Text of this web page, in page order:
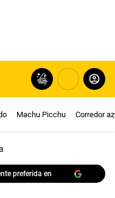
Machu Picchu Corredor
preferida en